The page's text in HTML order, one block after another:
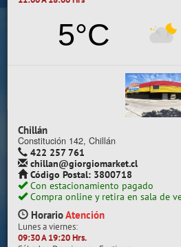
camilo@giorgiomarket.cl
Abierto
Lunes a viernes:
VER SALA EN MAPA
5°C
Chillán
Constitución 142, Chillán
422 257 761
chillan@giorgiomarket.cl
Código Postal: 3800718
Con estacionamiento pagado
Compra online y retira en sala de
HorarioAtención
Lunes a viernes:
09:30 A 19:20 Hrs.